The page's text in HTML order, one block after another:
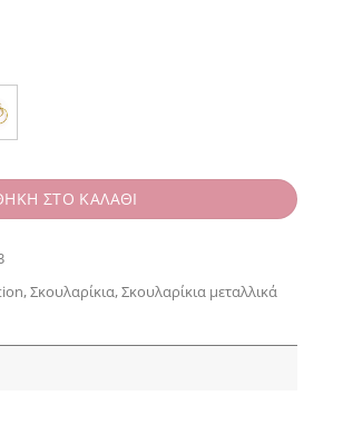
ΣΤΟ ΚΑΛΑΘΙ
,Σκουλαρίκια,Σκουλαρίκια μεταλλικά